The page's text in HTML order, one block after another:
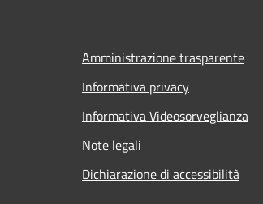
Amministrazione trasparente
Informativa privacy
Informativa Videosorveglianza
Note legali
Dichiarazione di accessibilità